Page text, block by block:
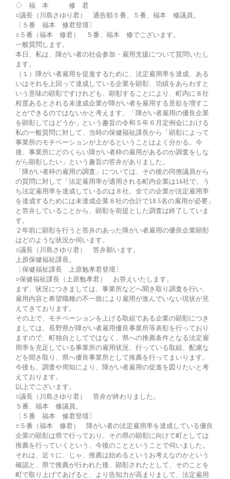
◇ 福 本 修 君
○議長（川島さゆり君） 通告順５番、５番、福本 修議員。
〔５番 福本 修君登壇〕
○５番（福本 修君） ５番、福本 修でございます。
一般質問します。
本日、私は、障がい者の社会参加・雇用支援について質問いたし
ます。
（１）障がい者雇用を促進するために、法定雇用率を達成、ある
いはそれを上回って達成している企業を顕彰、功績をあらわすと
いう意味の顕彰ですけれども、顕彰することにより、町内に８社
程度あるとされる未達成企業が障がい者を雇用する意欲を増すこ
とができるのではないかと考えます。「障がい者雇用の優良企業
を顕彰してはどうか」という趣旨の令和５年６月定例会における
私の一般質問に対して、当時の保健福祉課長から「顕彰によって
事業所のモチベーションが上がるということはよく分かる。今
後、事業所にどのくらい障がい者枠の雇用があるのか調査をしな
がら顕彰したい」という趣旨の答弁がありました。
「障がい者枠の雇用の調査」については、その後の同僚議員から
の質問に対して「法定雇用率が適用される町内企業は16社で、う
ち法定雇用率を達成しているのは８社。全ての企業が法定雇用率
を達成するためには未達成企業８社の合計で18.5名の雇用が必要」
と答弁していることから、顕彰を前提とした調査は終了していま
す。
２年前に顕彰を行うと答弁のあった障がい者雇用の優良企業顕彰
はどのような状況か伺います。
○議長（川島さゆり君） 答弁願います。
上原保健福祉課長。
〔保健福祉課長 上原勉孝君登壇〕
○保健福祉課長（上原勉孝君） お答えいたします。
まず、状況につきましては、事業所などへ聞き取り調査を行い、
雇用内容と希望職種の不一致により雇用が進んでいない現状が見
えてきております。
その上で、モチベーションを上げる取組である企業の顕彰につき
ましては、長野県が障がい者雇用優良事業所等表彰を行っており
ますので、町独自としてではなく、県への推薦条件となる法定雇
用率を充足している事業所の雇用状況、行っている取組、配慮な
どを聞き取り、県へ優良事業所として推薦を行ってまいります。
今後も、調査や周知により、障がい者雇用の促進を図りたいと考
えております。
以上でございます。
○議長（川島さゆり君） 答弁が終わりました。
５番、福本 修議員。
〔５番 福本 修君登壇〕
○５番（福本 修君） 障がい者の法定雇用率を達成している優良
企業の顕彰は県で行っており、その県の顕彰に向けて町としては
推薦を行っていくという、今後のことということで伺いました。
それは、近々に、じゃ、推薦は始めるというお考えなのかという
確認と、県で推薦が行われた後、顕彰されたとして、そのことを
町で取り上げてあげると、より告知力が高まりまして、法定雇用